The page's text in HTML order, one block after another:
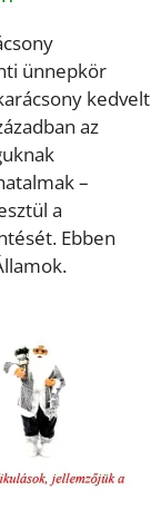
ünnepkör
kedvelt
az
–
a
Ebben